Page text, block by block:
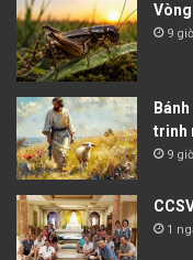
9 giờ
trinh
9 giờ
1